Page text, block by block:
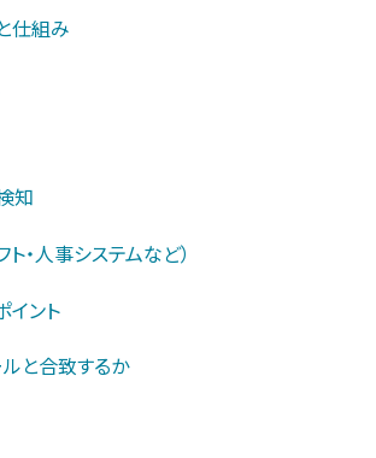
仕組み
知
・人事システムなど）
イント
と合致するか